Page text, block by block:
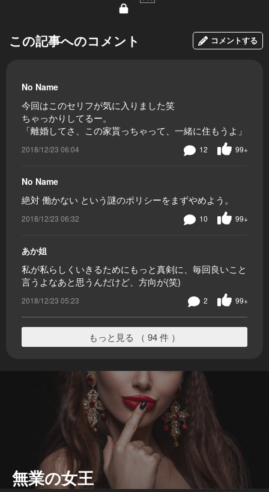
この記事へのコメント コメントする
No Name
今回はこのセリフが気に入りました笑
ちゃっかりしてるー。
「離婚してさ、この家貰っちゃって、一緒に住もうよ」
2018/12/23 06:04 99+
12
No Name
絶対 働かない という謎のポリシーをまずやめよう。
2018/12/23 06:32 99+
10
あか姐
私が私らしくいきるためにもっと真剣に、毎回良いこと
言うよなあと思うんだけど、方向が(笑)
2018/12/23 05:23 99+
2
もっと見る （ 94 件 ）
無業の女王